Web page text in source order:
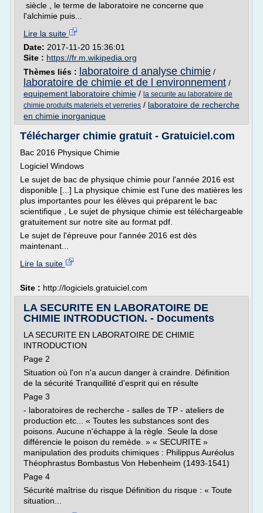
siècle , le terme de laboratoire ne concerne que
l'alchimie puis...
Lire la suite
Date: 2017-11-20 15:36:01
Site : https://fr.m.wikipedia.org
Thèmes liés : laboratoire d analyse chimie /
laboratoire de chimie et de l environnement /
equipement laboratoire chimie / la securite au laboratoire de
chimie produits materiels et verreries / laboratoire de recherche
en chimie inorganique
Télécharger chimie gratuit - Gratuiciel.com
Bac 2016 Physique Chimie
Logiciel Windows
Le sujet de bac de physique chimie pour l'année 2016 est
disponible [...] La physique chimie est l'une des matières les
plus importantes pour les élèves qui préparent le bac
scientifique , Le sujet de physique chimie est téléchargeable
gratuitement sur notre site au format pdf.
Le sujet de l'épreuve pour l'année 2016 est dès
maintenant...
Lire la suite
Site : http://logiciels.gratuiciel.com
LA SECURITE EN LABORATOIRE DE
CHIMIE INTRODUCTION. - Documents
LA SECURITE EN LABORATOIRE DE CHIMIE
INTRODUCTION
Page 2
Situation où l'on n'a aucun danger à craindre. Définition
de la sécurité Tranquillité d'esprit qui en résulte
Page 3
- laboratoires de recherche - salles de TP - ateliers de
production etc... « Toutes les substances sont des
poisons. Aucune n'échappe à la règle. Seule la dose
différencie le poison du remède. » « SECURITE »
manipulation des produits chimiques : Philippus Auréolus
Théophrastus Bombastus Von Hebenheim (1493-1541)
Page 4
Sécurité maîtrise du risque Définition du risque : « Toute
situation...